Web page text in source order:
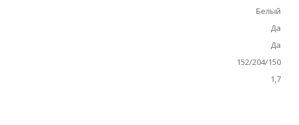
Белый
Да
Да
152/204/150
1,7